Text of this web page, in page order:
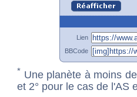
Lien
BBCode
* Une planète à moins
et 2° pour le cas de l'AS